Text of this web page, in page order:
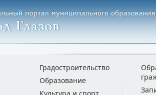
Градостроительство
Образование
Культура и спорт